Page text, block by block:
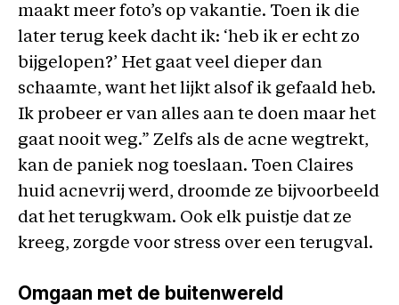
maakt meer foto’s op vakantie. Toen ik die
later terug keek dacht ik: ‘heb ik er echt zo
bijgelopen?’ Het gaat veel dieper dan
schaamte, want het lijkt alsof ik gefaald heb.
Ik probeer er van alles aan te doen maar het
gaat nooit weg.” Zelfs als de acne wegtrekt,
kan de paniek nog toeslaan. Toen Claires
huid acnevrij werd, droomde ze bijvoorbeeld
dat het terugkwam. Ook elk puistje dat ze
kreeg, zorgde voor stress over een terugval.
Omgaan met de buitenwereld